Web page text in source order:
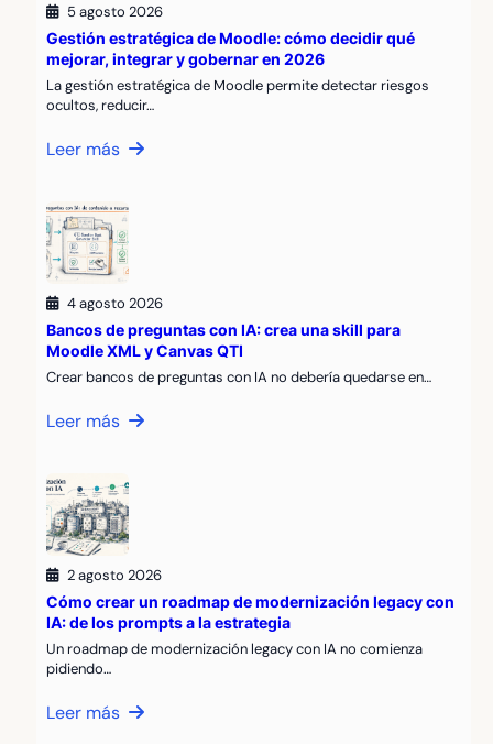
5 agosto 2026
Gestión estratégica de Moodle: cómo decidir qué
mejorar, integrar y gobernar en 2026
La gestión estratégica de Moodle permite detectar riesgos
ocultos, reducir…
Leer más
4 agosto 2026
Bancos de preguntas con IA: crea una skill para
Moodle XML y Canvas QTI
Crear bancos de preguntas con IA no debería quedarse en…
Leer más
2 agosto 2026
Cómo crear un roadmap de modernización legacy con
IA: de los prompts a la estrategia
Un roadmap de modernización legacy con IA no comienza
pidiendo…
Leer más